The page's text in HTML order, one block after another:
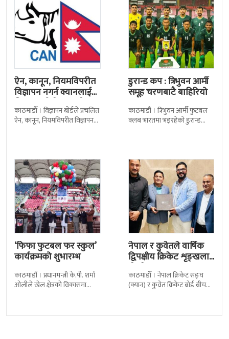
ऐन, कानून, नियमविपरीत
विज्ञापन नगर्न क्यानलाई
विज्ञापन बोर्डद्वारा सचेत
काठमाडाैँ । विज्ञापन बोर्डले प्रचलित
ऐन, कानून, नियमविपरीत विज्ञापन
डुरान्ड कप : त्रिभुवन आर्मी
समूह चरणबाटै बाहिरियो
काठमाडौं । त्रिभुवन आर्मी फुटबल
क्लब भारतमा भइरहेको डुरान्ड
‘फिफा फुटबल फर स्कुल’
कार्यक्रमको शुभारम्भ
काठमाडौं । प्रधानमन्त्री के.पी. शर्मा
ओलीले खेल क्षेत्रको विकासमा
फुटबल संघ
नेपाल र कुवेतले वार्षिक
द्विपक्षीय क्रिकेट शृङ्खला
खेल्ने
काठमाडाैँ । नेपाल क्रिकेट सङ्घ
(क्यान) र कुवेत क्रिकेट बोर्ड बीच
भएकाे